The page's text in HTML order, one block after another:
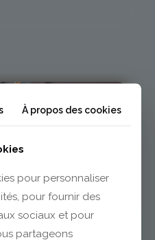
55 06 09
sa.fr
À propos des cookies
pour personnaliser
pour fournir des
sociaux et pour
partageons